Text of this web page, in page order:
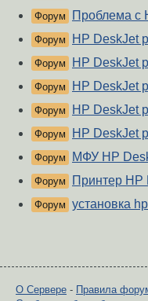
Форум Проблема с
Форум HP DeskJet
Форум HP DeskJet
Форум HP DeskJet
Форум HP DeskJet
Форум HP DeskJet
Форум МФУ HP
Форум Принтер HP
Форум установка
О Сервере - Правила